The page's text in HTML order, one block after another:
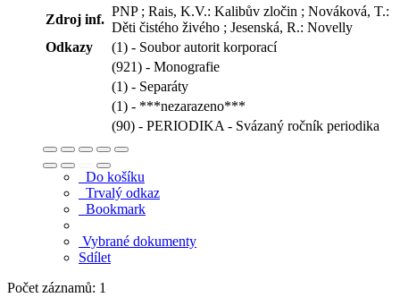
Zdroj inf.
PNP ; Rais, K.V.: Kalibův zločin ; Nováková, T.:
Děti čistého živého ; Jesenská, R.: Novelly
Odkazy
(1) - Soubor autorit korporací
(921) - Monografie
(1) - Separáty
(1) - ***nezarazeno***
(90) - PERIODIKA - Svázaný ročník periodika
Do košíku
Trvalý odkaz
Bookmark
Vybrané dokumenty
Sdílet
Počet záznamů: 1